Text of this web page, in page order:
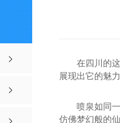
在四川的
展现出它的魅力
喷泉如同
仿佛梦幻般的